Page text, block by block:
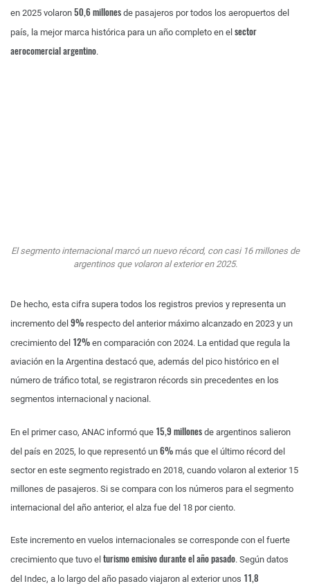
en 2025 volaron 50,6 millones de pasajeros por todos los aeropuertos del
país, la mejor marca histórica para un año completo en el sector
aerocomercial argentino.
El segmento internacional marcó un nuevo récord, con casi 16 millones de
argentinos que volaron al exterior en 2025.
De hecho, esta cifra supera todos los registros previos y representa un
incremento del 9% respecto del anterior máximo alcanzado en 2023 y un
crecimiento del 12% en comparación con 2024. La entidad que regula la
aviación en la Argentina destacó que, además del pico histórico en el
número de tráfico total, se registraron récords sin precedentes en los
segmentos internacional y nacional.
En el primer caso, ANAC informó que 15,9 millones de argentinos salieron
del país en 2025, lo que representó un 6% más que el último récord del
sector en este segmento registrado en 2018, cuando volaron al exterior 15
millones de pasajeros. Si se compara con los números para el segmento
internacional del año anterior, el alza fue del 18 por ciento.
Este incremento en vuelos internacionales se corresponde con el fuerte
crecimiento que tuvo el turismo emisivo durante el año pasado. Según datos
del Indec, a lo largo del año pasado viajaron al exterior unos 11,8